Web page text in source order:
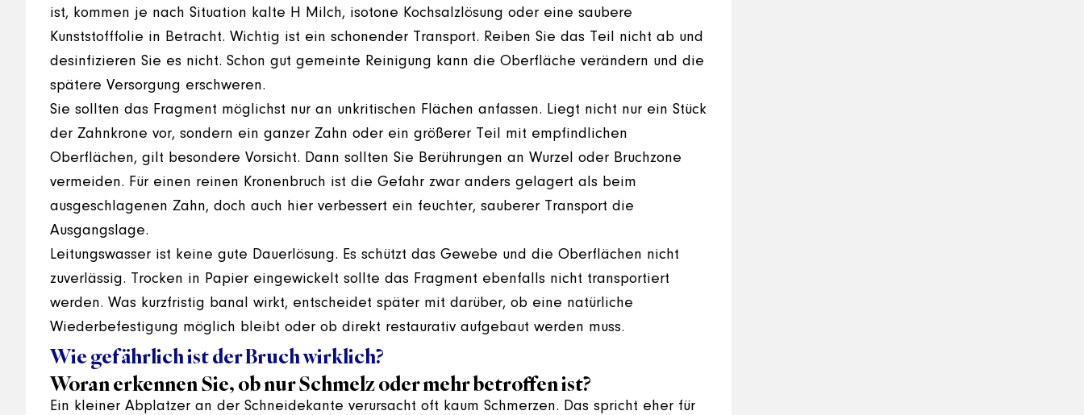
ist, kommen je nach Situation kalte H Milch, isotone Kochsalzlösung oder eine saubere
Kunststofffolie in Betracht. Wichtig ist ein schonender Transport. Reiben Sie das Teil nicht ab und
desinfizieren Sie es nicht. Schon gut gemeinte Reinigung kann die Oberfläche verändern und die
spätere Versorgung erschweren.
Sie sollten das Fragment möglichst nur an unkritischen Flächen anfassen. Liegt nicht nur ein Stück
der Zahnkrone vor, sondern ein ganzer Zahn oder ein größerer Teil mit empfindlichen
Oberflächen, gilt besondere Vorsicht. Dann sollten Sie Berührungen an Wurzel oder Bruchzone
vermeiden. Für einen reinen Kronenbruch ist die Gefahr zwar anders gelagert als beim
ausgeschlagenen Zahn, doch auch hier verbessert ein feuchter, sauberer Transport die
Ausgangslage.
Leitungswasser ist keine gute Dauerlösung. Es schützt das Gewebe und die Oberflächen nicht
zuverlässig. Trocken in Papier eingewickelt sollte das Fragment ebenfalls nicht transportiert
werden. Was kurzfristig banal wirkt, entscheidet später mit darüber, ob eine natürliche
Wiederbefestigung möglich bleibt oder ob direkt restaurativ aufgebaut werden muss.
Wie gefährlich ist der Bruch wirklich?
Woran erkennen Sie, ob nur Schmelz oder mehr betroffen ist?
Ein kleiner Abplatzer an der Schneidekante verursacht oft kaum Schmerzen. Das spricht eher für